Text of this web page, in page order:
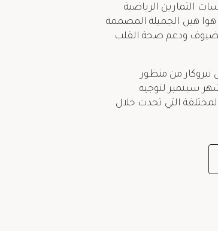
التمارين الرياضية
هين الجميلة المصممة
ودعم صحة القلب
من منظور
سبتمبر لتوجيه
التي تحدث خلال